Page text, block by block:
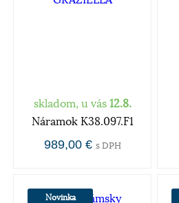
skladom, u vás 12.8.
Náramok K38.097.F1
989,00 € s DPH
Novinka